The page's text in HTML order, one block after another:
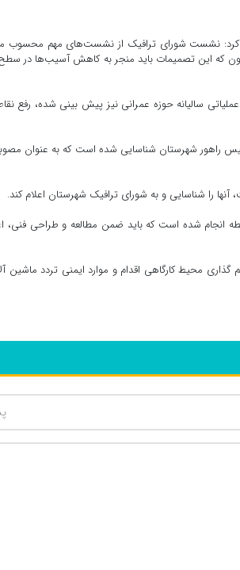
کرد: نشست شورای ترافیک از نشست‌های مهم
که این تصمیمات باید منجر به کاهش آسیب‌ها در سطح
سالیانه حوزه عمرانی نیز پیش بینی شده، رفع
راهور شهرستان شناسایی شده است که به عنوان
را شناسایی و به شورای ترافیک شهرستان اعلام کند.
انجام شده است که باید ضمن مطالعه و طراحی فنی،
محیط کارگاهی اقدام و موارد ایمنی تردد ماشین